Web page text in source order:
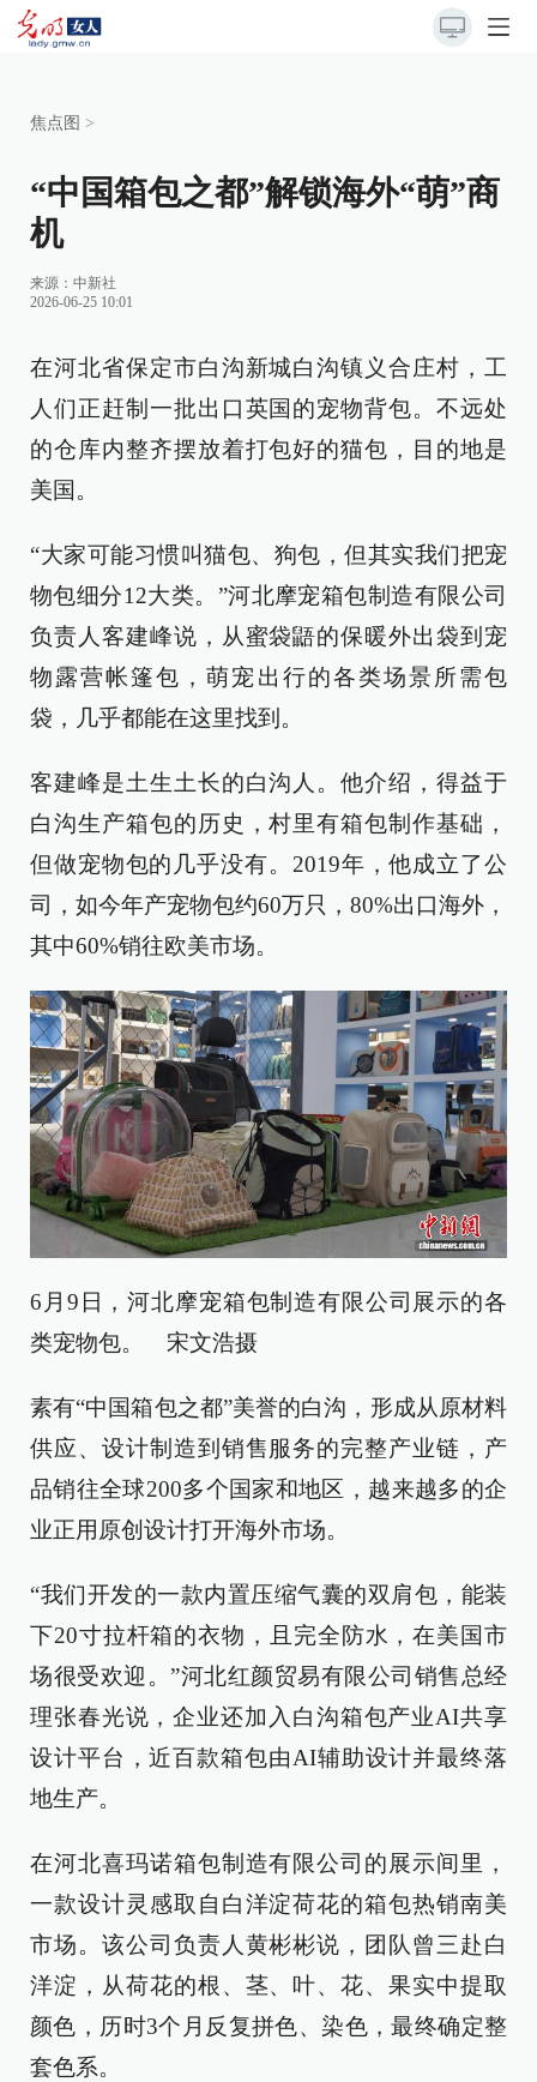
焦点图 >
“中国箱包之都”解锁海外“萌”商
机
来源： 中新社
2026-06-25 10:01
在河北省保定市白沟新城白沟镇义合庄村，工
人们正赶制一批出口英国的宠物背包。不远处
的仓库内整齐摆放着打包好的猫包，目的地是
美国。
“大家可能习惯叫猫包、狗包，但其实我们把宠
物包细分12大类。”河北摩宠箱包制造有限公司
负责人客建峰说，从蜜袋鼯的保暖外出袋到宠
物露营帐篷包，萌宠出行的各类场景所需包
袋，几乎都能在这里找到。
客建峰是土生土长的白沟人。他介绍，得益于
白沟生产箱包的历史，村里有箱包制作基础，
但做宠物包的几乎没有。2019年，他成立了公
司，如今年产宠物包约60万只，80%出口海外，
其中60%销往欧美市场。
6月9日，河北摩宠箱包制造有限公司展示的各
类宠物包。 宋文浩摄
素有“中国箱包之都”美誉的白沟，形成从原材料
供应、设计制造到销售服务的完整产业链，产
品销往全球200多个国家和地区，越来越多的企
业正用原创设计打开海外市场。
“我们开发的一款内置压缩气囊的双肩包，能装
下20寸拉杆箱的衣物，且完全防水，在美国市
场很受欢迎。”河北红颜贸易有限公司销售总经
理张春光说，企业还加入白沟箱包产业AI共享
设计平台，近百款箱包由AI辅助设计并最终落
地生产。
在河北喜玛诺箱包制造有限公司的展示间里，
一款设计灵感取自白洋淀荷花的箱包热销南美
市场。该公司负责人黄彬彬说，团队曾三赴白
洋淀，从荷花的根、茎、叶、花、果实中提取
颜色，历时3个月反复拼色、染色，最终确定整
套色系。